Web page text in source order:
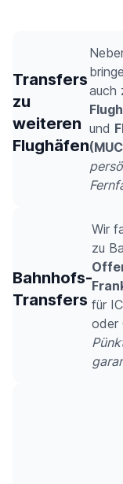
Transfers
zu
weiteren
Flughäfen
auch
und
Bahnhofs-
Transfers
Wir
zu
für
oder